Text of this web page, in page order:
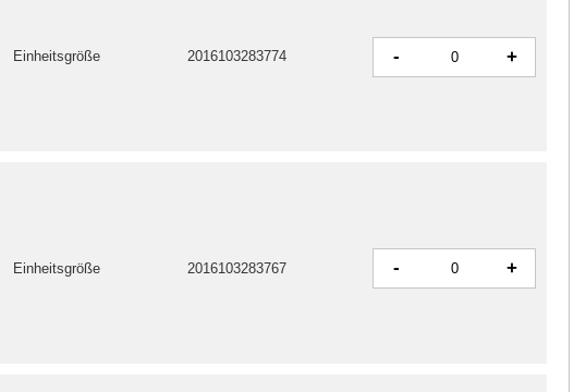
Einheitsgröße 2016103283767 - +
Einheitsgröße 2016103283774 - +